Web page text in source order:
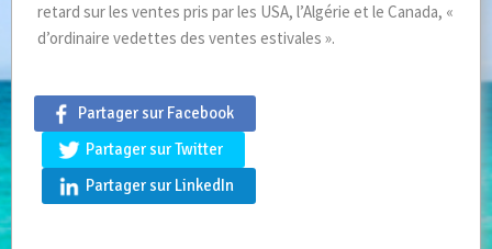
retard sur les ventes pris par les USA, l’Algérie et le Canada, «
d’ordinaire vedettes des ventes estivales ».
Partager sur Facebook
Partager sur Twitter
Partager sur LinkedIn